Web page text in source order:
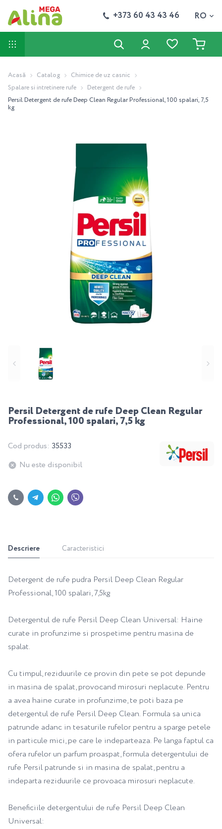
+373 60 43 43 46 RO
Acasă Catalog
Chimice de uz casnic
Spalare si intretinere rufe
Detergent de rufe
Persil Detergent de rufe Deep Clean Regular Professional, 100 spalari, 7,5
kg
Persil Detergent de rufe Deep Clean Regular
Professional, 100 spalari, 7,5 kg
Cod produs: 35533
Nu este disponibil
Descriere Caracteristici
Detergent de rufe pudra Persil Deep Clean Regular
Professional, 100 spalari, 7,5kg
Detergentul de rufe Persil Deep Clean Universal: Haine
curate in profunzime si prospetime pentru masina de
spalat.
Cu timpul, reziduurile ce provin din pete se pot depunde
in masina de spalat, provocand mirosuri neplacute. Pentru
a avea haine curate in profunzime, te poti baza pe
detergentul de rufe Persil Deep Clean. Formula sa unica
patrunde adanc in tesaturile rufelor pentru a sparge petele
in particule mici, pe care le indeparteaza. Pe langa faptul ca
ofera rufelor un parfum proaspat, formula detergentului de
rufe Persil patrunde si in masina de spalat, pentru a
indeparta reziduurile ce provoaca mirosuri neplacute.
Beneficiile detergentului de rufe Persil Deep Clean
Universal: